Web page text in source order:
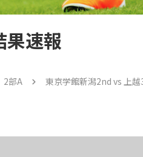
て
果速報
部A 東京学館新潟2nd vs 上